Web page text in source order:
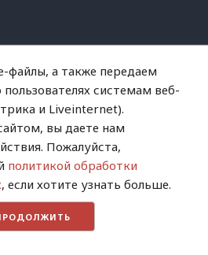
файлы, а также передаем
системам веб-
и Liveinternet).
вы даете нам
Пожалуйста,
политикой обработки
, если хотите узнать больше.